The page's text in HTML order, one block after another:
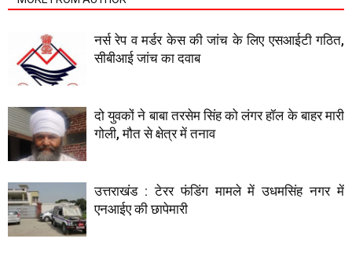
नर्स रेप व मर्डर केस की जांच के लिए एसआईटी गठित,
सीबीआई जांच का दवाब
दो युवकों ने बाबा तरसेम सिंह को लंगर हॉल के बाहर मारी
गोली, मौत से क्षेत्र में तनाव
उत्तराखंड : टेरर फंडिंग मामले में उधमसिंह नगर में
एनआईए की छापेमारी